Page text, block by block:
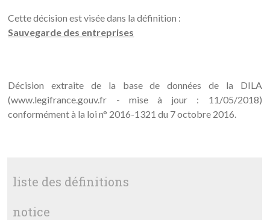
Cette décision est visée dans la définition :
Sauvegarde des entreprises
Décision extraite de la base de données de la DILA
(www.legifrance.gouv.fr - mise à jour : 11/05/2018)
conformément à la loi n° 2016-1321 du 7 octobre 2016.
liste des définitions
notice